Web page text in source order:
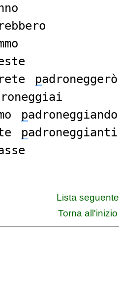
padroneggerò
padroneggiando
padroneggianti
Lista seguente
Torna all'inizio